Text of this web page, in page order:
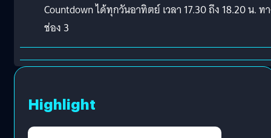
Countdown ได้ทุกวันอาทิตย์ เวลา 17.30 ถึง 18.20 น. ท
ช่อง 3
Highlight